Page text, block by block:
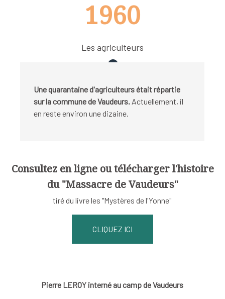
1960
Les agriculteurs
Une quarantaine d'agriculteurs était répartie
sur la commune de Vaudeurs. Actuellement, il
en reste environ une dizaine.
Consultez en ligne ou télécharger l'histoire
du "Massacre de Vaudeurs"
tiré du livre les "Mystères de l'Yonne"
CLIQUEZ ICI
Pierre LEROY interné au camp de Vaudeurs